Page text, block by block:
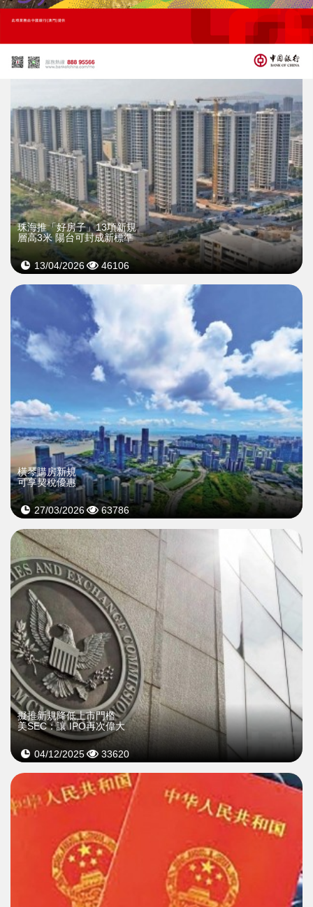
26/05/2026
珠海推「好房子」13項新規
層高3米 陽台可封成新標準
13/04/2026 46106
橫琴購房新規
可享契稅優惠
27/03/2026 63786
擬推新規降低上市門檻
美SEC：讓 IPO再次偉大
04/12/2025 33620